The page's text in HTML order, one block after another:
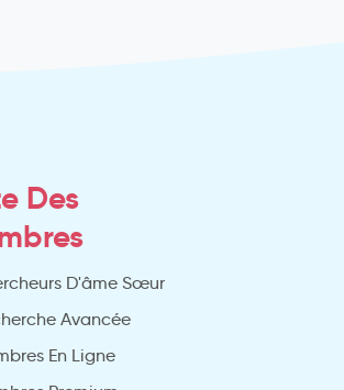
Des
D'âme Sœur
Avancée
En Ligne